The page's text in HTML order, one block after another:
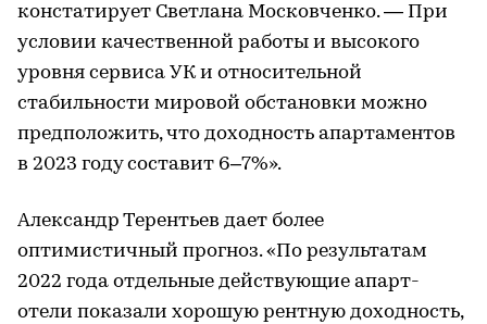
констатирует Светлана Московченко. — При
условии качественной работы и высокого
уровня сервиса УК и относительной
стабильности мировой обстановки можно
предположить, что доходность апартаментов
в 2023 году составит 6–7%».
Александр Терентьев дает более
оптимистичный прогноз. «По результатам
2022 года отдельные действующие апарт-
отели показали хорошую рентную доходность,